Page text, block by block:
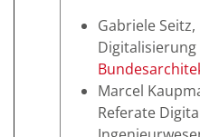
Gabriele
Marcel
Referate